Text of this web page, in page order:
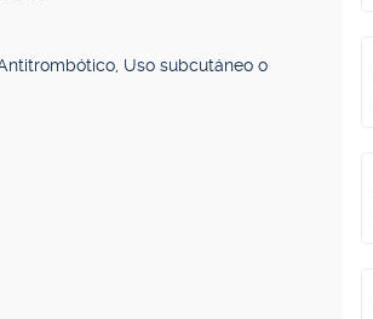
Uso subcutáneo o